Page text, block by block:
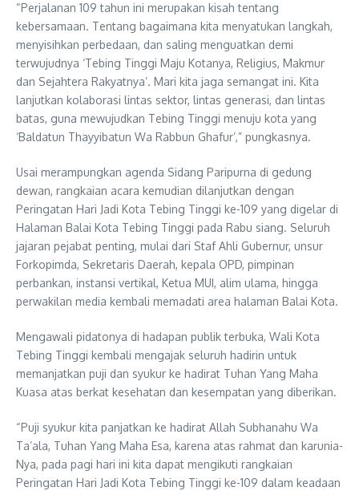
“Perjalanan 109 tahun ini merupakan kisah tentang
kebersamaan. Tentang bagaimana kita menyatukan langkah,
menyisihkan perbedaan, dan saling menguatkan demi
terwujudnya ‘Tebing Tinggi Maju Kotanya, Religius, Makmur
dan Sejahtera Rakyatnya’. Mari kita jaga semangat ini. Kita
lanjutkan kolaborasi lintas sektor, lintas generasi, dan lintas
batas, guna mewujudkan Tebing Tinggi menuju kota yang
‘Baldatun Thayyibatun Wa Rabbun Ghafur’,” pungkasnya.
Usai merampungkan agenda Sidang Paripurna di gedung
dewan, rangkaian acara kemudian dilanjutkan dengan
Peringatan Hari Jadi Kota Tebing Tinggi ke-109 yang digelar di
Halaman Balai Kota Tebing Tinggi pada Rabu siang. Seluruh
jajaran pejabat penting, mulai dari Staf Ahli Gubernur, unsur
Forkopimda, Sekretaris Daerah, kepala OPD, pimpinan
perbankan, instansi vertikal, Ketua MUI, alim ulama, hingga
perwakilan media kembali memadati area halaman Balai Kota.
Mengawali pidatonya di hadapan publik terbuka, Wali Kota
Tebing Tinggi kembali mengajak seluruh hadirin untuk
memanjatkan puji dan syukur ke hadirat Tuhan Yang Maha
Kuasa atas berkat kesehatan dan kesempatan yang diberikan.
“Puji syukur kita panjatkan ke hadirat Allah Subhanahu Wa
Ta’ala, Tuhan Yang Maha Esa, karena atas rahmat dan karunia-
Nya, pada pagi hari ini kita dapat mengikuti rangkaian
Peringatan Hari Jadi Kota Tebing Tinggi ke-109 dalam keadaan